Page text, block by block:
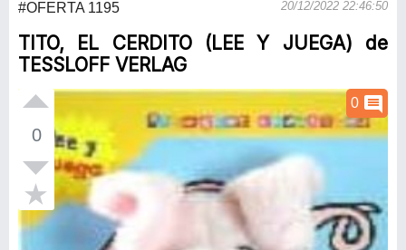
person
add
Menu
#OFERTA 1195 20/12/2022 22:46:50
TITO, EL CERDITO (LEE Y JUEGA) de
TESSLOFF VERLAG
0
0 comment